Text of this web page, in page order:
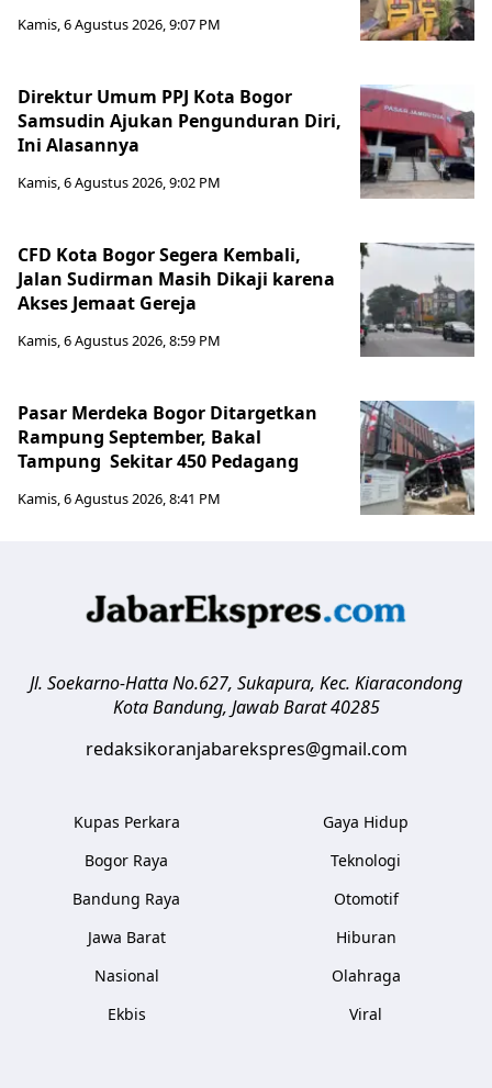
Kamis, 6 Agustus 2026, 9:07 PM
Direktur Umum PPJ Kota Bogor
Samsudin Ajukan Pengunduran Diri,
Ini Alasannya
Kamis, 6 Agustus 2026, 9:02 PM
CFD Kota Bogor Segera Kembali,
Jalan Sudirman Masih Dikaji karena
Akses Jemaat Gereja
Kamis, 6 Agustus 2026, 8:59 PM
Pasar Merdeka Bogor Ditargetkan
Rampung September, Bakal
Tampung Sekitar 450 Pedagang
Kamis, 6 Agustus 2026, 8:41 PM
Jl. Soekarno-Hatta No.627, Sukapura, Kec. Kiaracondong
Kota Bandung, Jawab Barat 40285
redaksikoranjabarekspres@gmail.com
Kupas Perkara
Bogor Raya
Bandung Raya
Jawa Barat
Nasional
Ekbis
Gaya Hidup
Teknologi
Otomotif
Hiburan
Olahraga
Viral